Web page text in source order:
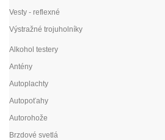
Vesty - reflexné
Výstražné trojuholníky
Alkohol testery
Antény
Autoplachty
Autopoťahy
Autorohože
Brzdové svetlá